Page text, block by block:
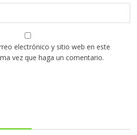
electrónico y sitio web en este
vez que haga un comentario.